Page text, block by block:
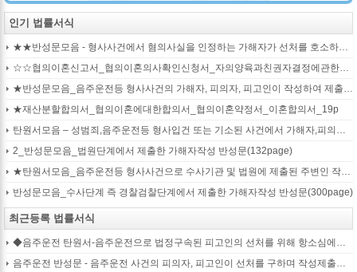
인기 법률서식
★★반성문모음 - 형사사건에서 혐의사실을 인정하는 가해자가 선처를 호소하며 제출작성하는 반성문2
☆☆협의이혼신고서_협의이혼의사확인신청서_자의양육과친권자결정에관한협의서_22p
★반성문모음_음주운전등 형사사건의 가해자, 피의자, 피고인이 작성하여 제출하는 반성문모음(380page)
★재산분할합의서_협의이혼에대한합의서_협의이혼약정서_이혼합의서_19p
탄원서모음 – 성범죄,음주운전등 형사입건 또는 기소된 사건에서 가해자,피의자,피고인을 위하여 선처를 호소하는 내용(지인분들 작성)
2_반성문모음_법원단계에서 제출한 가해자작성 반성문(132page)
★탄원서모음_음주운전등 형사사건으로 수사기관 및 법원에 제출된 주변인 작성 선처호소 탄원서(208page)
반성문모음_수사단계 즉 경찰검찰단계에서 제출한 가해자작성 반성문(300page)
최근등록 법률서식
◆음주운전 탄원서-음주운전으로 법정구속된 피고인의 선처를 위해 항소심에서 제출하는 탄원서(45page)
음주운전 반성문 - 음주운전 사건의 피의자, 피고인이 선처를 구하며 작성제출하는 반성문